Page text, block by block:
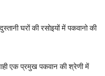
घरों की रसोइयों में पकवानो की
एक प्रमुख पकवान की श्रेणी में